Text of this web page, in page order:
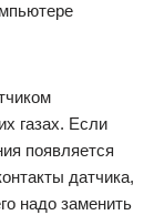
газах. Если
появляется
датчика,
надо заменить